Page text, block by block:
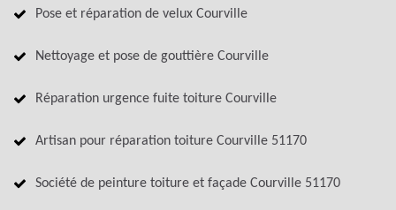
Pose et réparation de velux Courville
Nettoyage et pose de gouttière Courville
Réparation urgence fuite toiture Courville
Artisan pour réparation toiture Courville 51170
Société de peinture toiture et façade Courville 51170